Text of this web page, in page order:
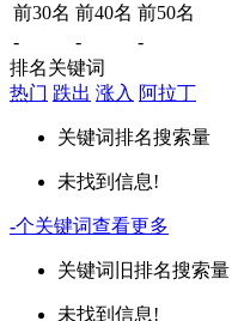
前30名 前40名 前50名
-
-
-
排名关键词
热门 跌出 涨入 阿拉丁
关键词排名搜索量
未找到信息!
-个关键词查看更多
关键词 旧排名搜索量
未找到信息!